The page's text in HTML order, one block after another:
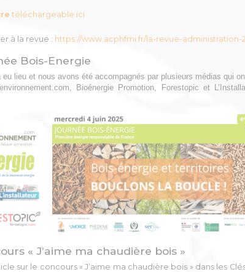
téléchargeable ici
à la revue : https://www.acphfmi.fr/la-revue-administration-
Bois-Energie
eu lieu et nous avons été accompagnés par plusieurs médias qui
Bioénergie Promotion, Forestopic et
« J’aime ma chaudière bois »
sur le concours « J’aime ma chaudière bois » dans les